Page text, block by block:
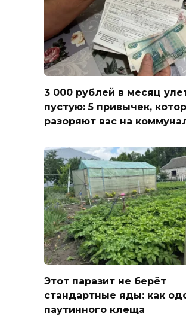
3 000 рублей в месяц
пустую: 5 привычек,
разоряют вас на
Этот паразит не берёт
стандартные яды: как
паутинного клеща